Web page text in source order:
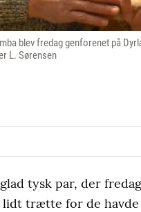
blev fredag genforenet på
L. Sørensen
tysk par, der
lidt trætte for de